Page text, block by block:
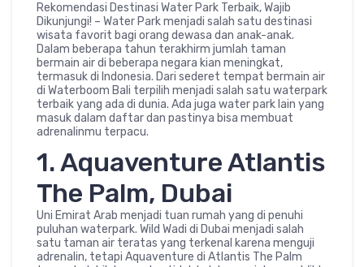
Rekomendasi Destinasi Water Park Terbaik, Wajib
Dikunjungi! – Water Park menjadi salah satu destinasi
wisata favorit bagi orang dewasa dan anak-anak.
Dalam beberapa tahun terakhirm jumlah taman
bermain air di beberapa negara kian meningkat,
termasuk di Indonesia. Dari sederet tempat bermain air
di Waterboom Bali terpilih menjadi salah satu waterpark
terbaik yang ada di dunia. Ada juga water park lain yang
masuk dalam daftar dan pastinya bisa membuat
adrenalinmu terpacu.
1. Aquaventure Atlantis
The Palm, Dubai
Uni Emirat Arab menjadi tuan rumah yang di penuhi
puluhan waterpark. Wild Wadi di Dubai menjadi salah
satu taman air teratas yang terkenal karena menguji
adrenalin, tetapi Aquaventure di Atlantis The Palm